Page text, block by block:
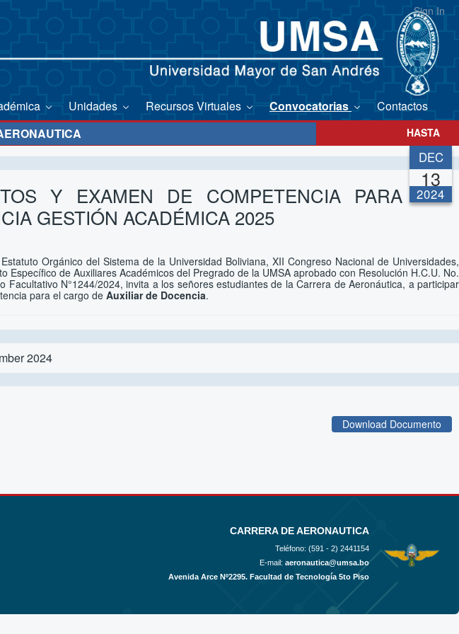
Sign In
Unidades Recursos Virtuales Convocatorias
Contactos
HASTA
DEC
13
2024
Y EXAMEN DE COMPETENCIA PARA
GESTIÓN ACADÉMICA 2025
Orgánico del Sistema de la Universidad Boliviana, XII Congreso Nacional de Universidades,
Específico de Auxiliares Académicos del Pregrado de la UMSA aprobado con Resolución H.C.U. No.
Facultativo N°1244/2024, invita a los señores estudiantes de la Carrera de Aeronáutica, a participar
para el cargo de Auxiliar de Docencia.
2024
Download Documento
CARRERA DE AERONAUTICA
Teléfono: (591 - 2) 2441154
E-mail: aeronautica@umsa.bo
Avenida Arce Nº2295. Facultad de Tecnología 5to Piso